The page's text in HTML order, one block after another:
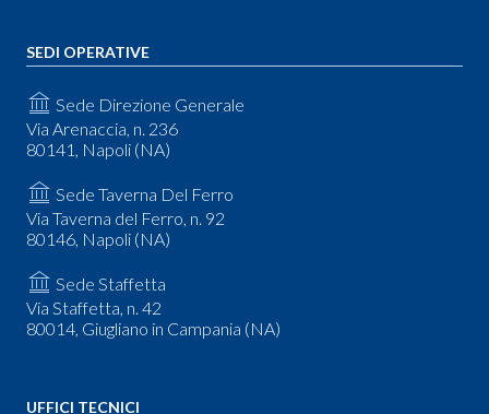
SEDI OPERATIVE
Sede Direzione Generale
Via Arenaccia, n. 236
80141, Napoli (NA)
Sede Taverna Del Ferro
Via Taverna del Ferro, n. 92
80146, Napoli (NA)
Sede Staffetta
Via Staffetta, n. 42
80014, Giugliano in Campania (NA)
UFFICI TECNICI